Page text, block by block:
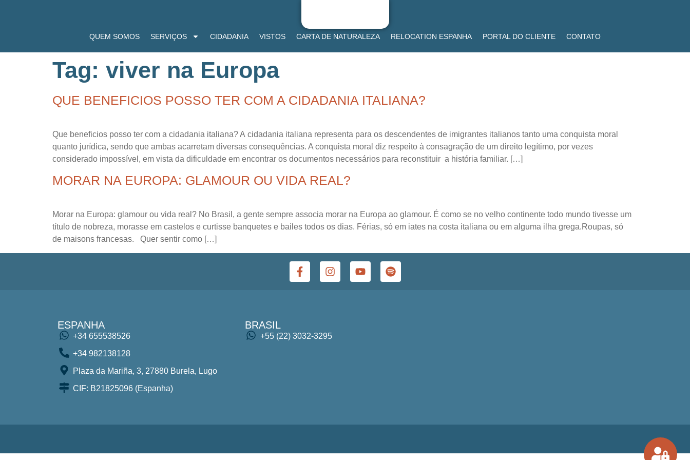
QUEM SOMOS SERVIÇOS CIDADANIA VISTOS CARTA DE NATURALEZA RELOCATION ESPANHA PORTAL DO CLIENTE CONTATO
Tag: viver na Europa
QUE BENEFICIOS POSSO TER COM A CIDADANIA ITALIANA?
Que beneficios posso ter com a cidadania italiana? A cidadania italiana representa para os descendentes de imigrantes italianos tanto uma conquista moral
quanto jurídica, sendo que ambas acarretam diversas consequências. A conquista moral diz respeito à consagração de um direito legítimo, por vezes
considerado impossível, em vista da dificuldade em encontrar os documentos necessários para reconstituir a história familiar. […]
MORAR NA EUROPA: GLAMOUR OU VIDA REAL?
Morar na Europa: glamour ou vida real? No Brasil, a gente sempre associa morar na Europa ao glamour. É como se no velho continente todo mundo tivesse um
título de nobreza, morasse em castelos e curtisse banquetes e bailes todos os dias. Férias, só em iates na costa italiana ou em alguma ilha grega.Roupas, só
de maisons francesas. Quer sentir como […]
ESPANHA
+34 655538526
+34 982138128
Plaza da Mariña, 3, 27880 Burela, Lugo
CIF: B21825096 (Espanha)
BRASIL
+55 (22) 3032-3295